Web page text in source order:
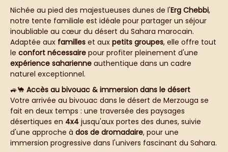
Nichée au pied des majestueuses dunes de l'Erg Chebbi,
notre tente familiale est idéale pour partager un séjour
inoubliable au cœur du désert du Sahara marocain.
Adaptée aux familles et aux petits groupes, elle offre tout
le confort nécessaire pour profiter pleinement d'une
expérience saharienne authentique dans un cadre
naturel exceptionnel.
🚙🐪 Accès au bivouac & immersion dans le désert
Votre arrivée au bivouac dans le désert de Merzouga se
fait en deux temps : une traversée des paysages
désertiques en 4x4 jusqu'aux portes des dunes, suivie
d'une approche à dos de dromadaire, pour une
immersion progressive dans l'univers fascinant du Sahara.